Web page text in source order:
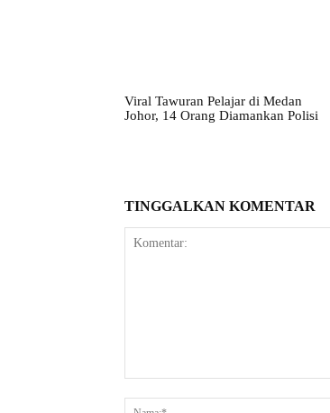
Viral Tawuran Pelajar di Medan
Johor, 14 Orang Diamankan Polisi
TINGGALKAN KOMENTAR